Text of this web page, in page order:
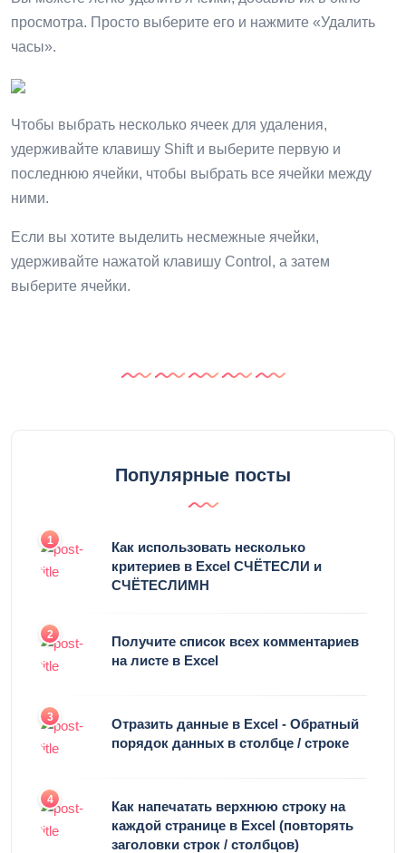
просмотра. Просто выберите его и нажмите «Удалить
часы».
Чтобы выбрать несколько ячеек для удаления,
удерживайте клавишу Shift и выберите первую и
последнюю ячейки, чтобы выбрать все ячейки между
ними.
Если вы хотите выделить несмежные ячейки,
удерживайте нажатой клавишу Control, а затем
выберите ячейки.
Популярные посты
1
Как использовать несколько
критериев в Excel СЧЁТЕСЛИ и
СЧЁТЕСЛИМН
2
Получите список всех комментариев
на листе в Excel
3
Отразить данные в Excel - Обратный
порядок данных в столбце / строке
4
Как напечатать верхнюю строку на
каждой странице в Excel (повторять
заголовки строк / столбцов)